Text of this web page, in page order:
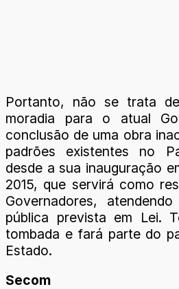
Portanto, não se trata
moradia para o atual
conclusão de uma obra
padrões existentes no
desde a sua inauguração
2015, que servirá como
Governadores,
pública prevista em Lei.
tombada e fará parte do
Estado.
Secom